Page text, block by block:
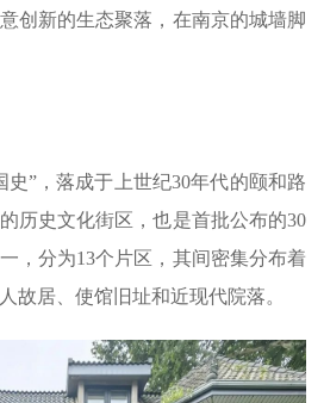
创新的生态聚落，在南京的城墙脚
史”，落成于上世纪30年代的颐和路
历史文化街区，也是首批公布的30
，分为13个片区，其间密集分布着
故居、使馆旧址和近现代院落。